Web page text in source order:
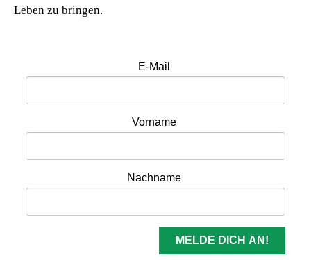
Leben zu bringen.
E-Mail
Vorname
Nachname
MELDE DICH AN!